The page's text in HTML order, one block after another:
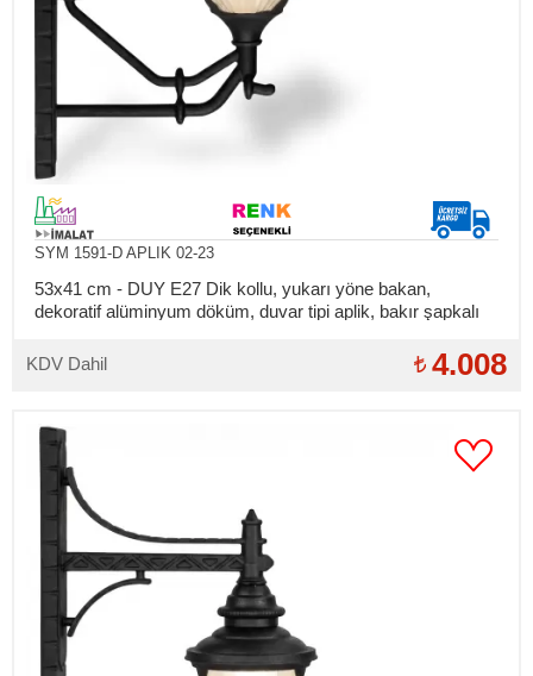
SYM 1591-D APLIK 02-23
53x41 cm - DUY E27 Dik kollu, yukarı yöne bakan,
dekoratif alüminyum döküm, duvar tipi aplik, bakır şapkalı
KDV Dahil
4.008